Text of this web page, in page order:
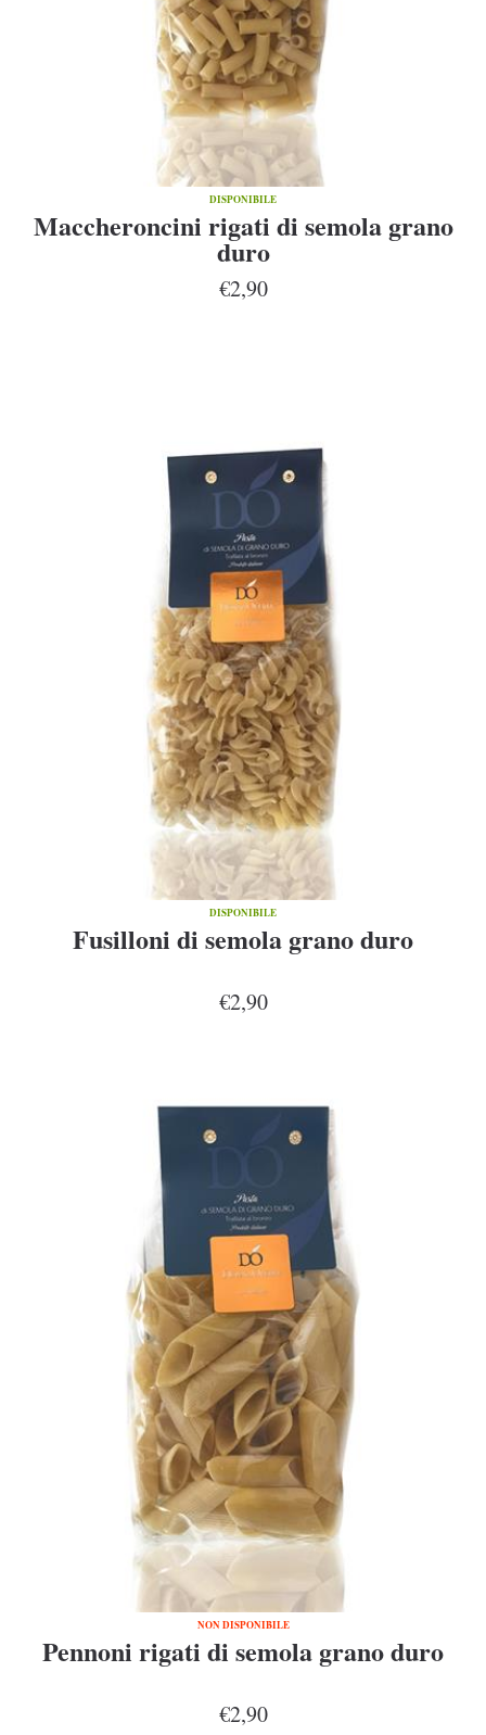
DISPONIBILE
Maccheroncini rigati di semola grano
duro
€2,90
DISPONIBILE
Fusilloni di semola grano duro
€2,90
NON DISPONIBILE
Pennoni rigati di semola grano duro
€2,90